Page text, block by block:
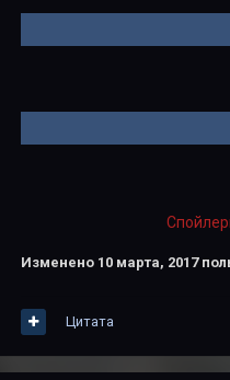
Изменено 10 марта, 2017
Цитата